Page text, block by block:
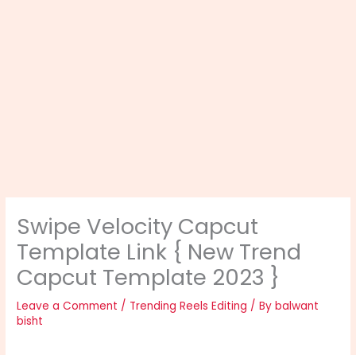
Swipe Velocity Capcut
Template Link { New Trend
Capcut Template 2023 }
Leave a Comment / Trending Reels Editing / Bybalwant
bisht